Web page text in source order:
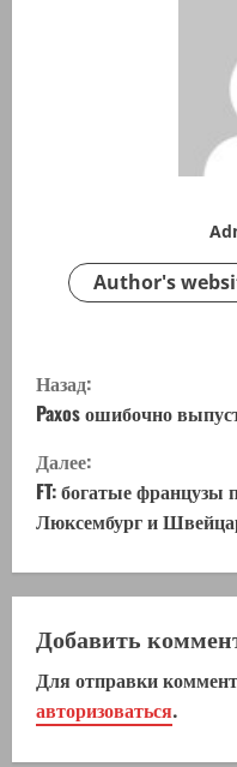
Author's
П
р
о
д
о
л
ж
и
Назад:
Paxos ошибочно
Далее:
FT: богатые французы
Люксембург и
Добавить
Для отправки
авторизоваться.